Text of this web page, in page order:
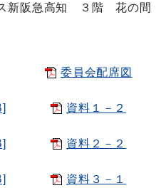
新阪急高知 ３階 花の間
委員会配席図
資料１－２
資料２－２
資料３－１